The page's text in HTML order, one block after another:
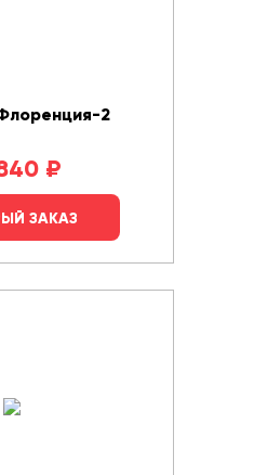
2
₽
ЗАКАЗ